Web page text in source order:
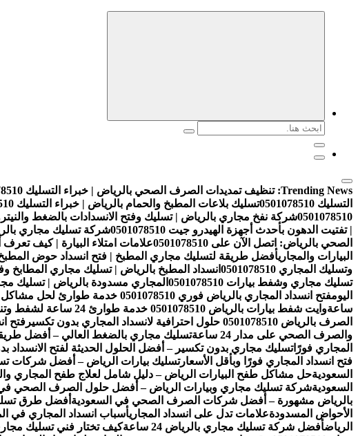
البحث
Trending News: تنظيف تمديدات الصرف الصحي بالرياض | خبراء التسليك 0501078510
التسليك 0501078510
تسليك بلاعات المطبخ والحمام بالرياض | خبراء التسليك 0501078510
0501078510شركة نفخ مجاري بالرياض | تسليك وفتح الانسدادات بالضغط والنيتروجين
| تفتيت الدهون بأحدث أجهزة الهيدرو جيت 0501078510
شركة تسليك مجاري بالرياض
الصحي بالرياض: اتصل الآن على 0501078510
علامات امتلاء البيارة | كيف
البيارات والمجاريأفضل طريقة لتسليك مجاري المطبخ | فتح انسداد حوض
وتسليك المجاري 0501078510
انسداد المطبخ بالرياض | تسليك مجاري المطابخ وفتح
تسليك مجاري وشفط بيارات 0501078510
المجاري مسدودة بالرياض | تسليك مجاري
اليومفتح انسداد المجاري بالرياض فوري 0501078510 خدمة طوارئ لحل مشاكل الصرف خلال دقائق 24 ساعة
ساعةوايت شفط بيارات بالرياض 0501078510 خدمة طوارئ 24 ساعة لشفط وتنظيف البيارات بسرعة عالية
الصرف بالرياض 0501078510 حلول احترافية لانسداد المجاري بدون تكسير
فتح انسداد
والصرف الصحي على مدار 24 ساعة
تسليك مجاري بالضغط العالي – أفضل
المجاري فورًاتسليك مجاري بدون تكسير – أفضل الحلول الحديثة لفتح الانسداد
فتح انسداد المجاري فورًا وبأقل الأسعارتسليك بيارات الرياض – أفضل شركات
السعوديةحل مشاكل طفح البيارات الرياض – دليل شامل لعلاج طفح المجاري
السعوديةشركة تسليك مجاري وبيارات الرياض – أفضل حلول الصرف الصحي في
بالرياض مشهورة – أفضل شركات الصرف الصحي في السعودية أفضل طرق
الأحواض المسدودةعلامات تدل على انسداد المجاريأسباب انسداد المجاري في
الرياضأفضل شركة تسليك مجاري بالرياض 24 ساعة كيف تختار فني تسليك